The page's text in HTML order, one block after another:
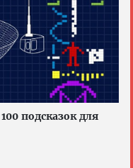
подсказок для